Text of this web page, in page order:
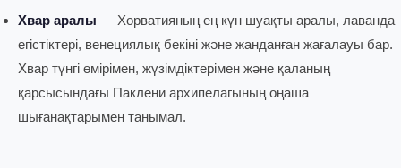
Хвар аралы — Хорватияның ең күн шуақты аралы, лаванда
егістіктері, венециялық бекіні және жанданған жағалауы бар.
Хвар түнгі өмірімен, жүзімдіктерімен және қаланың
қарсысындағы Паклени архипелагының оңаша
шығанақтарымен танымал.